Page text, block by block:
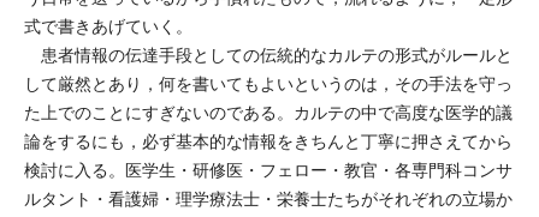
式で書きあげていく。
患者情報の伝達手段としての伝統的なカルテの形式がルールと
して厳然とあり，何を書いてもよいというのは，その手法を守っ
た上でのことにすぎないのである。カルテの中で高度な医学的議
論をするにも，必ず基本的な情報をきちんと丁寧に押さえてから
検討に入る。医学生・研修医・フェロー・教官・各専門科コンサ
ルタント・看護婦・理学療法士・栄養士たちがそれぞれの立場か